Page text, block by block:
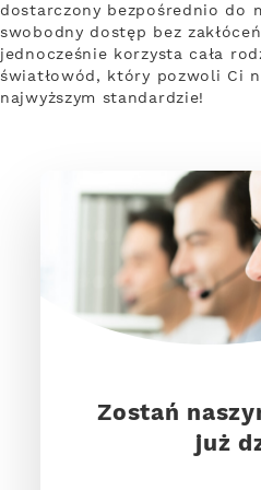
dostarczony bezpośrednio do
swobodny dostęp bez
jednocześnie korzysta cała
światłowód, który pozwoli Ci
najwyższym standardzie!
Zostań
już